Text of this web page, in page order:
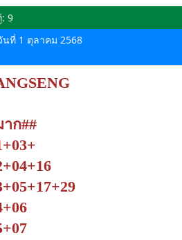
9
นที่ 1 ตุลาคม 2568
ก##